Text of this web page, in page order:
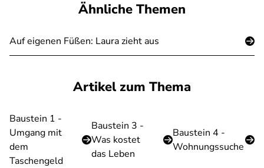
Ähnliche Themen
Auf eigenen Füßen: Laura zieht aus
Artikel zum Thema
Baustein 1 -
Umgang mit
dem
Taschengeld
Baustein 3 -
Was kostet
das Leben
Baustein 4 -
Wohnungssuche